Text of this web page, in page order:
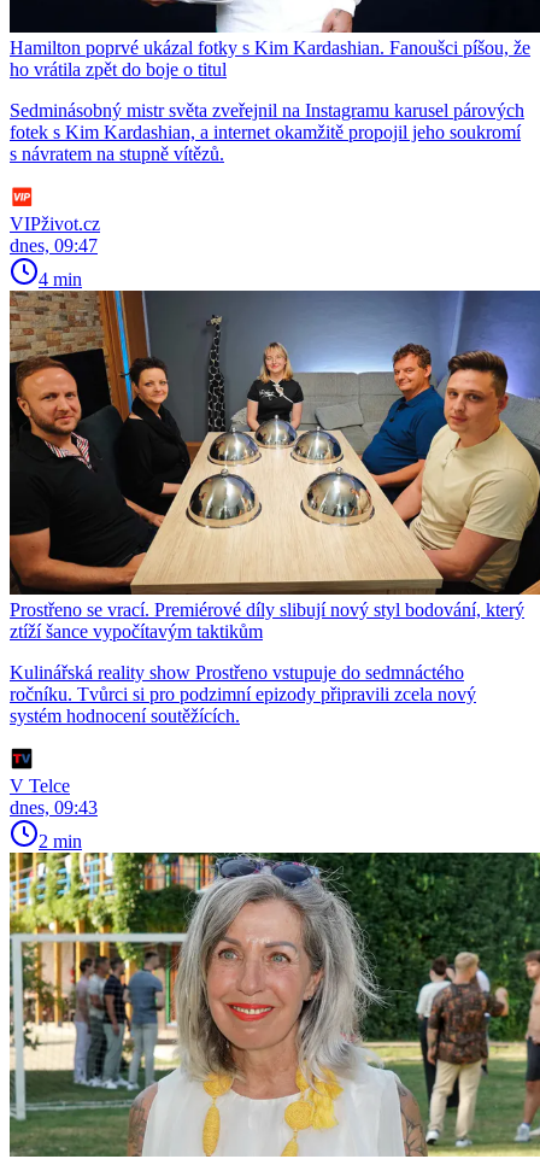
Hamilton poprvé ukázal fotky s Kim Kardashian. Fanoušci píšou, že
ho vrátila zpět do boje o titul
Sedminásobný mistr světa zveřejnil na Instagramu karusel párových
fotek s Kim Kardashian, a internet okamžitě propojil jeho soukromí
s návratem na stupně vítězů.
VIPživot.cz
dnes, 09:47
4 min
Prostřeno se vrací. Premiérové díly slibují nový styl bodování, který
ztíží šance vypočítavým taktikům
Kulinářská reality show Prostřeno vstupuje do sedmnáctého
ročníku. Tvůrci si pro podzimní epizody připravili zcela nový
systém hodnocení soutěžících.
V Telce
dnes, 09:43
2 min